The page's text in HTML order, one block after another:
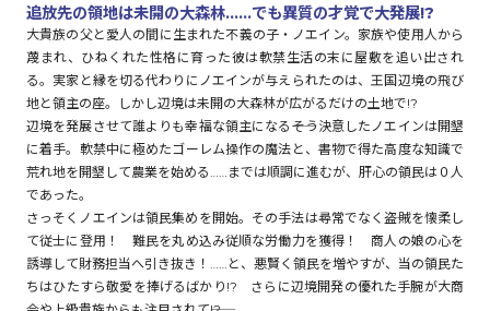
リキューレ
コミックエッセイ
追放先の領地は未開の大森林……でも異質の才覚で大発展!?
大貴族の父と愛人の間に生まれた不義の子・ノエイン。家族や使用人から
蔑まれ、ひねくれた性格に育った彼は軟禁生活の末に屋敷を追い出され
る。実家と縁を切る代わりにノエインが与えられたのは、王国辺境の飛び
地と領主の座。しかし辺境は未開の大森林が広がるだけの土地で!?
辺境を発展させて誰よりも幸福な領主になる――そう決意したノエインは開墾
に着手。軟禁中に極めたゴーレム操作の魔法と、書物で得た高度な知識で
荒れ地を開墾して農業を始める……までは順調に進むが、肝心の領民は０人
であった。
さっそくノエインは領民集めを開始。その手法は尋常でなく――盗賊を懐柔し
て従士に登用！ 難民を丸め込み従順な労働力を獲得！ 商人の娘の心を
誘導して財務担当へ引き抜き！……と、悪賢く領民を増やすが、当の領民た
ちはひたすら敬愛を捧げるばかり!? さらに辺境開発の優れた手腕が大商